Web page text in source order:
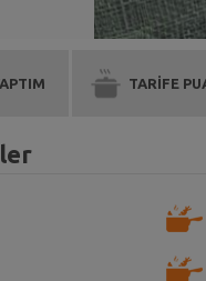
TARİFE